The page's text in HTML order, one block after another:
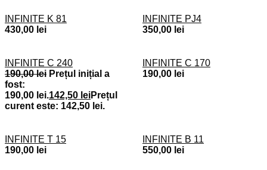
INFINITE K 81
430,00 lei
INFINITE PJ4
350,00 lei
INFINITE C 240
190,00lei Prețul inițial a
fost:
190,00 lei.142,50 leiPrețul
curent este: 142,50 lei.
INFINITE C 170
190,00 lei
INFINITE T 15
190,00 lei
INFINITE B 11
550,00 lei